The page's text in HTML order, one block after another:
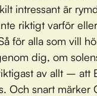
intressant är
riktigt varför
för alla som vill
dig, om
av allt – att
Och snart märker